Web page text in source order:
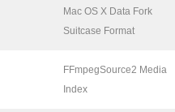
Mac OS X Data Fork
Suitcase Format
FFmpegSource2 Media
Index